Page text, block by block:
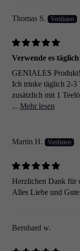
Thomas S.
Verwende es täglich
GENIALES
Ich trinke täglich 2-3
zusätzlich mit 1
... Mehr lesen
Martin H.
Herzlichen Dank für
Alles Liebe und
Bernhard w.